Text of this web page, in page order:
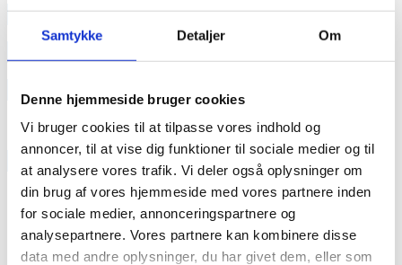
Samtykke Detaljer Om
Denne hjemmeside bruger cookies
Vi bruger cookies til at tilpasse vores indhold og
annoncer, til at vise dig funktioner til sociale medier og til
at analysere vores trafik. Vi deler også oplysninger om
din brug af vores hjemmeside med vores partnere inden
for sociale medier, annonceringspartnere og
analysepartnere. Vores partnere kan kombinere disse
data med andre oplysninger, du har givet dem, eller som
annonce
Like us
RAINBOW BUSINESS DENMARK